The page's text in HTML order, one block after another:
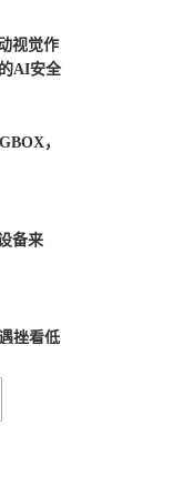
视觉作
AI安全
，
备来
挫看低